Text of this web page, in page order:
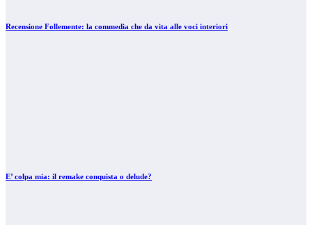
Recensione Follemente: la commedia che da vita alle voci interiori
E’ colpa mia: il remake conquista o delude?